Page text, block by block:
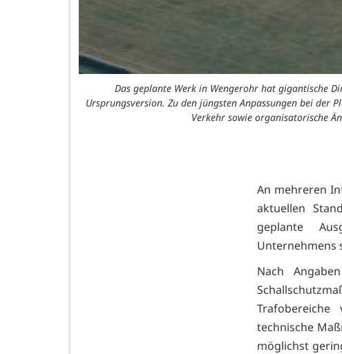
Das geplante Werk in Wengerohr hat gigantische
Ursprungsversion. Zu den jüngsten Anpassungen bei der
Verkehr sowie organisatorische
An mehreren
aktuellen
geplante
Unternehmens
Nach
Trafobereiche
technische
möglichst